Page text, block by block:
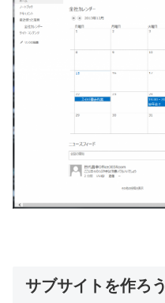
サブサイトを作ろう